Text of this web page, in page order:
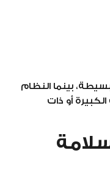
بينما النظام
أو ذات